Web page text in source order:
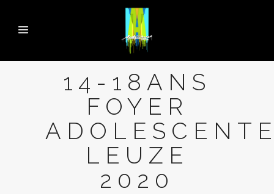
14-18ANS
FOYER
LEUZE
2020